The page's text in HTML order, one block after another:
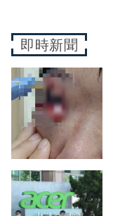
即時新聞